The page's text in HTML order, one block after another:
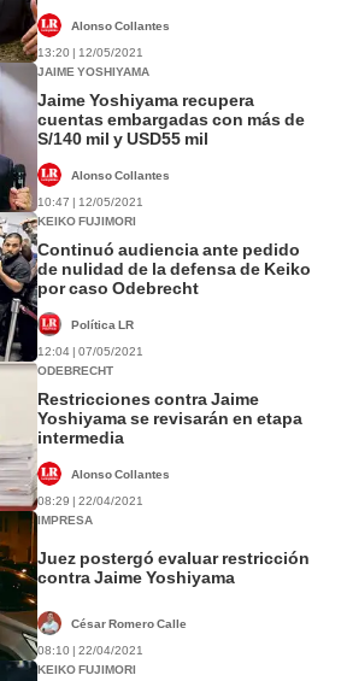
Alonso Collantes
13:20 | 12/05/2021
JAIME YOSHIYAMA
Jaime Yoshiyama recupera
cuentas embargadas con más de
S/140 mil y USD55 mil
Alonso Collantes
10:47 | 12/05/2021
KEIKO FUJIMORI
Continuó audiencia ante pedido
de nulidad de la defensa de Keiko
por caso Odebrecht
Política LR
12:04 | 07/05/2021
ODEBRECHT
Restricciones contra Jaime
Yoshiyama se revisarán en etapa
intermedia
Alonso Collantes
08:29 | 22/04/2021
IMPRESA
Juez postergó evaluar restricción
contra Jaime Yoshiyama
César Romero Calle
08:10 | 22/04/2021
KEIKO FUJIMORI